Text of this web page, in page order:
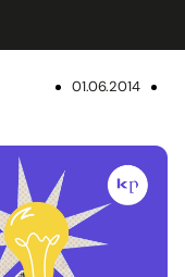
01.06.2014